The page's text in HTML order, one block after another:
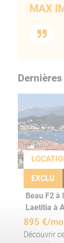
MAX
EXCLU
Beau F2 à
Laetitia à
895 €/
Découvrir